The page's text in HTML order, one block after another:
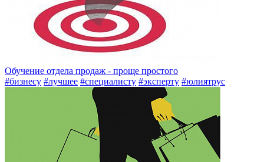
Обучение отдела продаж - проще простого
#бизнесу #лучшее #специалисту #эксперту #юлиятрус